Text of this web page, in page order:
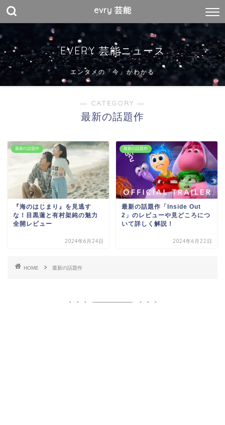
evry 芸能
EVERY 芸能ニュース
エンタメの「今」がわかる
― CATEGORY ―
最新の話題作
最新の話題作
『海のはじまり』を見逃す
な！目黒蓮と有村架純の魅力
全開レビュー
2024年6月24日
最新の話題作
最新の話題作「Inside Out
2」のレビューや見どころにつ
いて詳しく解説！
2024年6月22日
HOME 最新の話題作